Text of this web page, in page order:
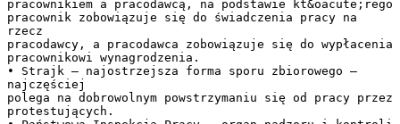
pracownikiem a pracodawcą, na podstawie kt&oacute;rego
pracownik zobowiązuje się do świadczenia pracy na
rzecz
pracodawcy, a pracodawca zobowiązuje się do wypłacenia
pracownikowi wynagrodzenia.
• Strajk – najostrzejsza forma sporu zbiorowego –
najczęściej
polega na dobrowolnym powstrzymaniu się od pracy przez
protestujących.